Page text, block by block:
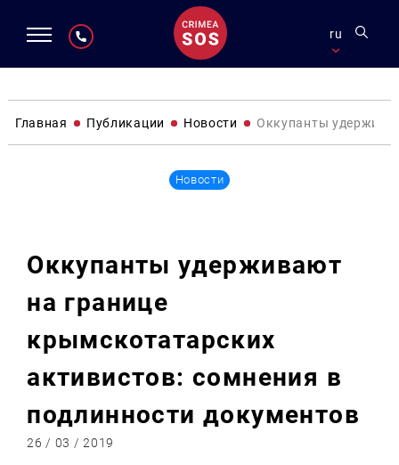
ru
Главная Публикации Новости Оккупанты
Новости
Оккупанты удерживают
на границе
крымскотатарских
активистов: сомнения в
подлинности документов
26 / 03 / 2019